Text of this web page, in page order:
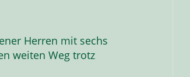
Herren mit sechs
weiten Weg trotz